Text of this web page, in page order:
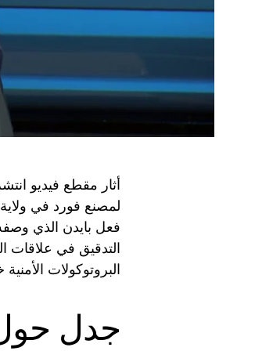
أثار مقطع فيديو
لمصنع فورد في
فعل بايدن الذي
التدقيق في علاقات
البروتوكولات
جدل